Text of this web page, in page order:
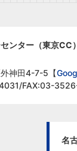
ンター（東京CC）
神田4-7-5【
FAX:03-
名